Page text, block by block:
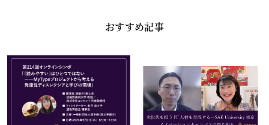
おすすめ記事